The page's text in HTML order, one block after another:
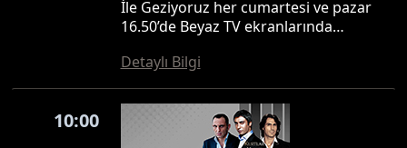
İle Geziyoruz her cumartesi ve pazar
16.50’de Beyaz TV ekranlarında…
Detaylı Bilgi
10:00